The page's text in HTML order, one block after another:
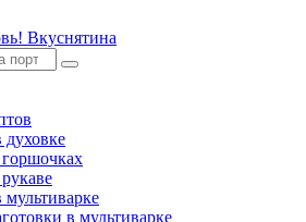
Вкуснятина
в мультиварке